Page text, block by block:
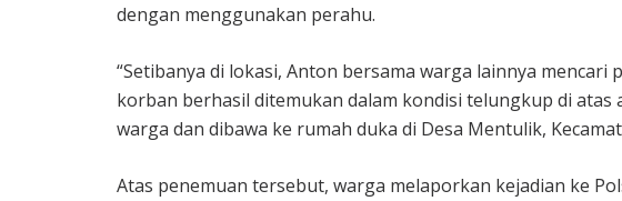
dengan menggunakan perahu.
“Setibanya di lokasi, Anton bersama warga lainnya mencari
korban berhasil ditemukan dalam kondisi telungkup di
warga dan dibawa ke rumah duka di Desa Mentulik,
Atas penemuan tersebut, warga melaporkan kejadian ke